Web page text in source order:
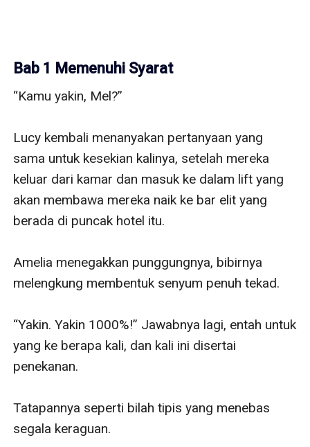
Bab 1 Memenuhi Syarat
“Kamu yakin, Mel?”
Lucy kembali menanyakan pertanyaan yang
sama untuk kesekian kalinya, setelah mereka
keluar dari kamar dan masuk ke dalam lift yang
akan membawa mereka naik ke bar elit yang
berada di puncak hotel itu.
Amelia menegakkan punggungnya, bibirnya
melengkung membentuk senyum penuh tekad.
“Yakin. Yakin 1000%!” Jawabnya lagi, entah untuk
yang ke berapa kali, dan kali ini disertai
penekanan.
Tatapannya seperti bilah tipis yang menebas
segala keraguan.